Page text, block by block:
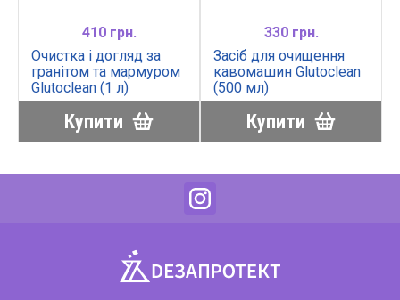
Купити
410 грн.
Очистка і догляд за
гранітом та мармуром
Glutoclean (1 л)
Купити
330 грн.
Засіб для очищення
кавомашин Glutoclean
(500 мл)